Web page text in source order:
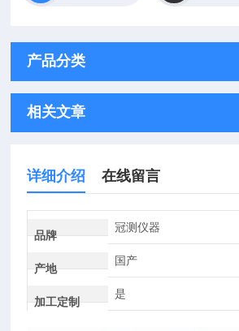
产品分类
相关文章
详细介绍 在线留言
品牌
冠测仪器
产地
国产
加工定制
是